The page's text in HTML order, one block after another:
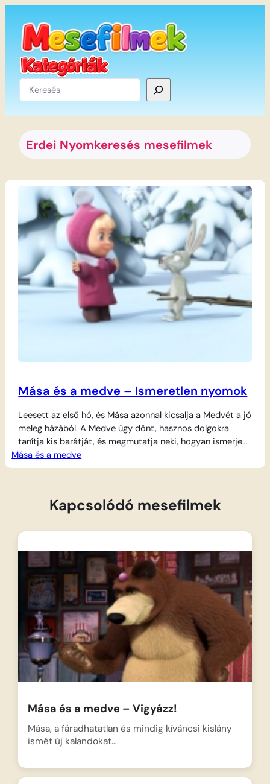
tartalomhoz
Keresés
Erdei Nyomkeresés mesefilmek
Mása és a medve – Ismeretlen nyomok
Leesett az első hó, és Mása azonnal kicsalja a Medvét a jó
meleg házából. A Medve úgy dönt, hasznos dolgokra
tanítja kis barátját, és megmutatja neki, hogyan ismerje
fel a különböző állatok lábnyomait a friss hóban. A lecke
azonban nem egészen úgy sikerül, ahogy a Medve
Mása és a medve
Kapcsolódó mesefilmek
Mása és a medve – Vigyázz!
Mása, a fáradhatatlan és mindig kíváncsi kislány
ismét új kalandokat…